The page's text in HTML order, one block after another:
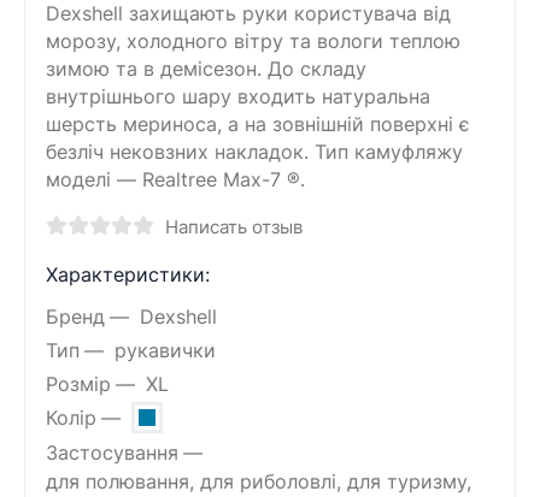
Dexshell захищають руки користувача від
морозу, холодного вітру та вологи теплою
зимою та в демісезон. До складу
внутрішнього шару входить натуральна
шерсть мериноса, а на зовнішній поверхні є
безліч нековзних накладок. Тип камуфляжу
моделі — Realtree Max-7 ®.
Написать отзыв
Характеристики:
Бренд
Dexshell
Тип
рукавички
Розмір
XL
Колір
Застосування
для полювання, для риболовлі, для туризму,